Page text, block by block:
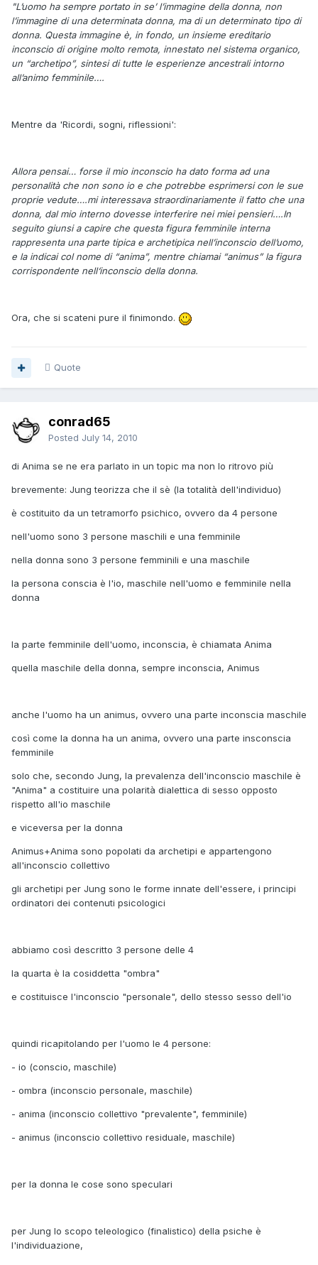
"L’uomo ha sempre portato in se’ l’immagine della donna, non
l’immagine di una determinata donna, ma di un determinato tipo di
donna. Questa immagine è, in fondo, un insieme ereditario
inconscio di origine molto remota, innestato nel sistema organico,
un “archetipo”, sintesi di tutte le esperienze ancestrali intorno
all’animo femminile….
Mentre da 'Ricordi, sogni, riflessioni':
Allora pensai… forse il mio inconscio ha dato forma ad una
personalità che non sono io e che potrebbe esprimersi con le sue
proprie vedute….mi interessava straordinariamente il fatto che una
donna, dal mio interno dovesse interferire nei miei pensieri….In
seguito giunsi a capire che questa figura femminile interna
rappresenta una parte tipica e archetipica nell’inconscio dell’uomo,
e la indicai col nome di “anima”, mentre chiamai “animus” la figura
corrispondente nell‘inconscio della donna.
Ora, che si scateni pure il finimondo.
Quote
conrad65
Posted July 14, 2010
di Anima se ne era parlato in un topic ma non lo ritrovo più
brevemente: Jung teorizza che il sè (la totalità dell'individuo)
è costituito da un tetramorfo psichico, ovvero da 4 persone
nell'uomo sono 3 persone maschili e una femminile
nella donna sono 3 persone femminili e una maschile
la persona conscia è l'io, maschile nell'uomo e femminile nella
donna
la parte femminile dell'uomo, inconscia, è chiamata Anima
quella maschile della donna, sempre inconscia, Animus
anche l'uomo ha un animus, ovvero una parte inconscia maschile
così come la donna ha un anima, ovvero una parte insconscia
femminile
solo che, secondo Jung, la prevalenza dell'inconscio maschile è
"Anima" a costituire una polarità dialettica di sesso opposto
rispetto all'io maschile
e viceversa per la donna
Animus+Anima sono popolati da archetipi e appartengono
all'inconscio collettivo
gli archetipi per Jung sono le forme innate dell'essere, i principi
ordinatori dei contenuti psicologici
abbiamo così descritto 3 persone delle 4
la quarta è la cosiddetta "ombra"
e costituisce l'inconscio "personale", dello stesso sesso dell'io
quindi ricapitolando per l'uomo le 4 persone:
- io (conscio, maschile)
- ombra (inconscio personale, maschile)
- anima (inconscio collettivo "prevalente", femminile)
- animus (inconscio collettivo residuale, maschile)
per la donna le cose sono speculari
per Jung lo scopo teleologico (finalistico) della psiche è
l'individuazione,